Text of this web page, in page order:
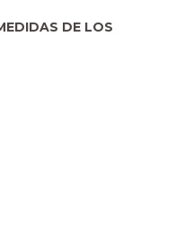
DE LOS